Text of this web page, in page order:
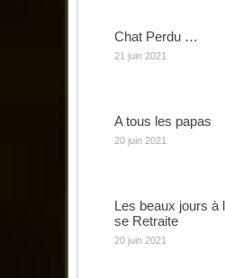
Chat Perdu …
21 juin 2021
A tous les papas
20 juin 2021
Les beaux jours à
se Retraite
20 juin 2021